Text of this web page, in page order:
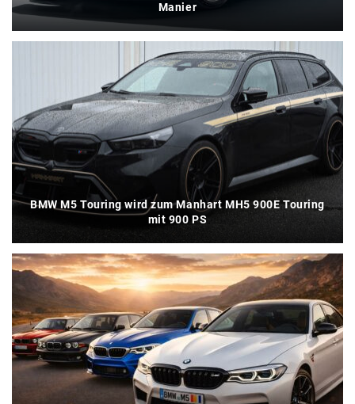
Manier
BMW M5 Touring wird zum Manhart MH5 900E Touring
mit 900 PS